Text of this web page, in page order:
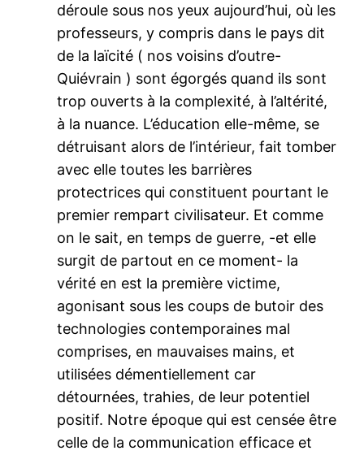
déroule sous nos yeux aujourd’hui, où les
professeurs, y compris dans le pays dit
de la laïcité ( nos voisins d’outre-
Quiévrain ) sont égorgés quand ils sont
trop ouverts à la complexité, à l’altérité,
à la nuance. L’éducation elle-même, se
détruisant alors de l’intérieur, fait tomber
avec elle toutes les barrières
protectrices qui constituent pourtant le
premier rempart civilisateur. Et comme
on le sait, en temps de guerre, -et elle
surgit de partout en ce moment- la
vérité en est la première victime,
agonisant sous les coups de butoir des
technologies contemporaines mal
comprises, en mauvaises mains, et
utilisées démentiellement car
détournées, trahies, de leur potentiel
positif. Notre époque qui est censée être
celle de la communication efficace et